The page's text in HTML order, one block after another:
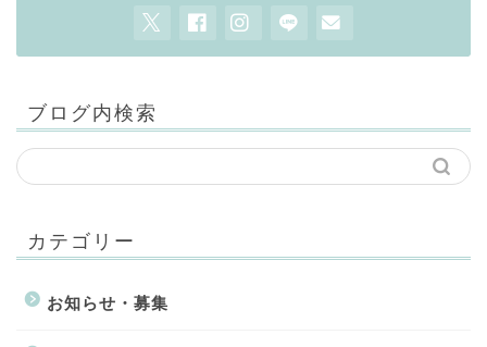
ブログ内検索
カテゴリー
お知らせ・募集